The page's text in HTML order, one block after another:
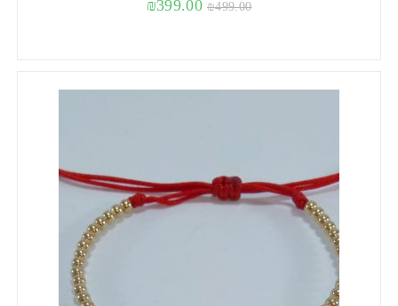
₪499.00
₪399.00